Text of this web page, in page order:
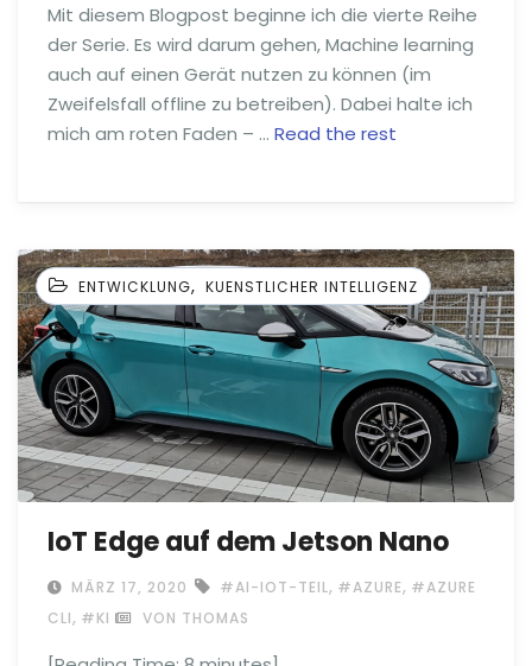
Mit diesem Blogpost beginne ich die vierte Reihe
der Serie. Es wird darum gehen, Machine learning
auch auf einen Gerät nutzen zu können (im
Zweifelsfall offline zu betreiben). Dabei halte ich
mich am roten Faden – … Read the rest
ENTWICKLUNG, KUENSTLICHER INTELLIGENZ
IoT Edge auf dem Jetson Nano
MÄRZ 17, 2020 #AI-IOT-TEIL, #AZURE, #AZURE
CLI, #KI VON THOMAS